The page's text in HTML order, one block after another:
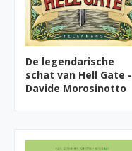
De legendarische
schat van Hell Gate -
Davide Morosinotto